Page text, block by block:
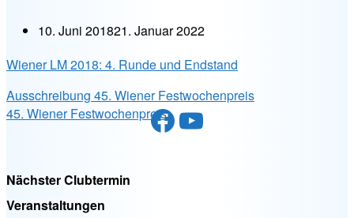
10. Juni 201821. Januar 2022
Wiener LM 2018: 4. Runde und Endstand
Ausschreibung 45. Wiener Festwochenpreis
45. Wiener FestwochenpreisFacebook
YouTube
Nächster Clubtermin
Veranstaltungen